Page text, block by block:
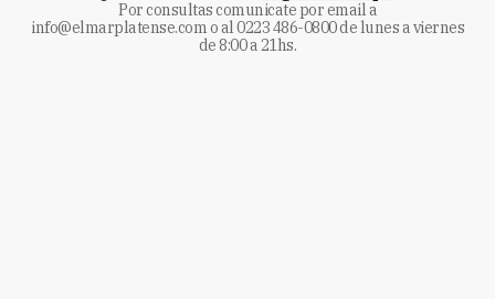
Por consultas comunicate por email a
info@elmarplatense.como al0223 486-0800de lunes a viernes
de 8:00 a 21hs.